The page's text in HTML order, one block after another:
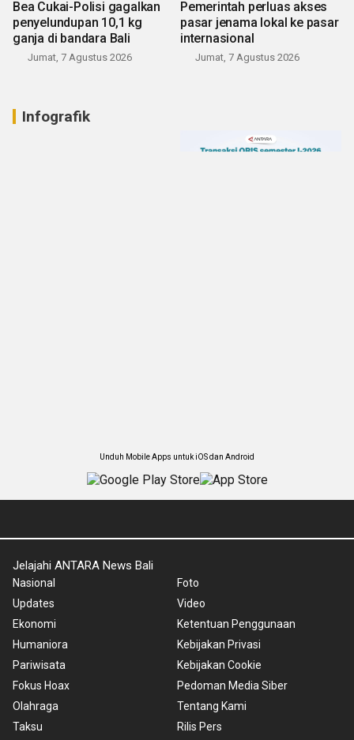
Bea Cukai-Polisi gagalkan
penyelundupan 10,1 kg
ganja di bandara Bali
Jumat, 7 Agustus 2026
Pemerintah perluas akses
pasar jenama lokal ke pasar
internasional
Jumat, 7 Agustus 2026
Infografik
Unduh Mobile Apps untuk iOS dan Android
Jelajahi ANTARA News Bali
Nasional
Updates
Ekonomi
Humaniora
Pariwisata
Fokus Hoax
Olahraga
Taksu
Foto
Video
Ketentuan Penggunaan
Kebijakan Privasi
Kebijakan Cookie
Pedoman Media Siber
Tentang Kami
Rilis Pers